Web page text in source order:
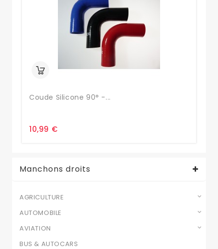
Coude Silicone 90° -...
10,99 €
Manchons droits
AGRICULTURE
AUTOMOBILE
AVIATION
BUS & AUTOCARS